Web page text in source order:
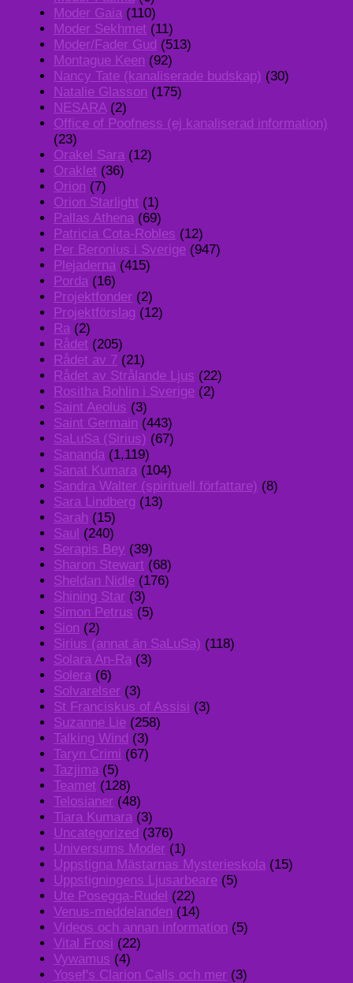
Moder Gaia (110)
Moder Sekhmet (11)
Moder/Fader Gud (513)
Montague Keen (92)
Nancy Tate (kanaliserade budskap) (30)
Natalie Glasson (175)
NESARA(2)
Office of Poofness (ej kanaliserad information)
(23)
Orakel Sara (12)
Oraklet (36)
Orion (7)
Orion Starlight (1)
Pallas Athena (69)
Patricia Cota-Robles (12)
Per Beronius i Sverige (947)
Plejaderna (415)
Porda (16)
Projektfonder (2)
Projektförslag (12)
Ra (2)
Rådet (205)
Rådet av 7 (21)
Rådet av Strålande Ljus (22)
Rositha Bohlin i Sverige (2)
Saint Aeolus (3)
Saint Germain (443)
SaLuSa (Sirius) (67)
Sananda (1,119)
Sanat Kumara (104)
Sandra Walter (spirituell författare) (8)
Sara Lindberg (13)
Sarah (15)
Saul (240)
Serapis Bey (39)
Sharon Stewart (68)
Sheldan Nidle (176)
Shining Star (3)
Simon Petrus (5)
Sion (2)
Sirius (annat än SaLuSa) (118)
Solara An-Ra (3)
Solera (6)
Solvarelser (3)
St Franciskus of Assisi (3)
Suzanne Lie (258)
Talking Wind (3)
Taryn Crimi (67)
Tazjima (5)
Teamet (128)
Telosianer (48)
Tiara Kumara (3)
Uncategorized (376)
Universums Moder (1)
Uppstigna Mästarnas Mysterieskola (15)
Uppstigningens Ljusarbeare (5)
Ute Posegga-Rudel (22)
Venus-meddelanden (14)
Videos och annan information (5)
Vital Frosi (22)
Vywamus (4)
Yosef's Clarion Calls och mer (3)